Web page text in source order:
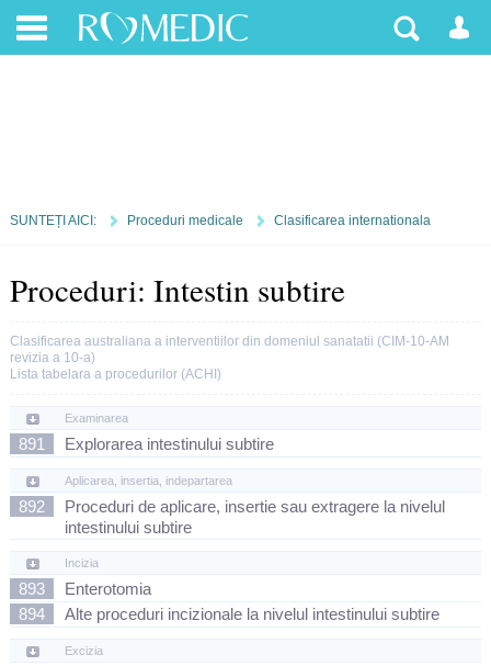
SUNTEȚI AICI: Proceduri medicale Clasificarea internationala
Proceduri: Intestin subtire
Clasificarea australiana a interventiilor din domeniul sanatatii (CIM-10-AM
revizia a 10-a)
Lista tabelara a procedurilor (ACHI)
Examinarea
891 Explorarea intestinului subtire
Aplicarea, insertia, indepartarea
892
Proceduri de aplicare, insertie sau extragere la nivelul
intestinului subtire
Incizia
893
Enterotomia
894
Alte proceduri incizionale la nivelul intestinului subtire
Excizia